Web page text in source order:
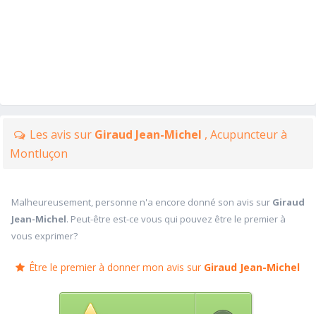
Les avis sur Giraud Jean-Michel , Acupuncteur à
Montluçon
Malheureusement, personne n'a encore donné son avis sur Giraud
Jean-Michel. Peut-être est-ce vous qui pouvez être le premier à
vous exprimer?
Être le premier à donner mon avis sur Giraud Jean-Michel